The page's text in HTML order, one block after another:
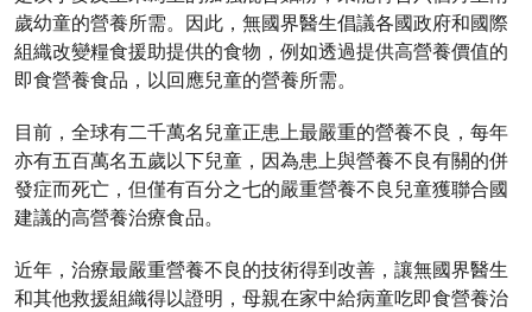
歲幼童的營養所需。因此，無國界醫生倡議各國政府和國際
組織改變糧食援助提供的食物，例如透過提供高營養價值的
即食營養食品，以回應兒童的營養所需。
目前，全球有二千萬名兒童正患上最嚴重的營養不良，每年
亦有五百萬名五歲以下兒童，因為患上與營養不良有關的併
發症而死亡，但僅有百分之七的嚴重營養不良兒童獲聯合國
建議的高營養治療食品。
近年，治療最嚴重營養不良的技術得到改善，讓無國界醫生
和其他救援組織得以證明，母親在家中給病童吃即食營養治